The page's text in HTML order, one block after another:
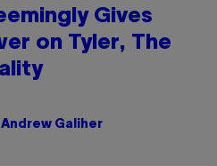
Gives
on Tyler, The
Galiher